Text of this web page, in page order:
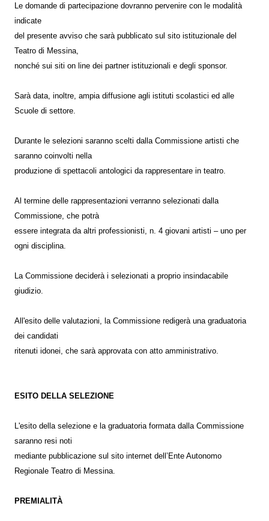
Le domande di partecipazione dovranno pervenire con le modalità
indicate
del presente avviso che sarà pubblicato sul sito istituzionale del
Teatro di Messina,
nonché sui siti on line dei partner istituzionali e degli sponsor.
Sarà data, inoltre, ampia diffusione agli istituti scolastici ed alle
Scuole di settore.
Durante le selezioni saranno scelti dalla Commissione artisti che
saranno coinvolti nella
produzione di spettacoli antologici da rappresentare in teatro.
Al termine delle rappresentazioni verranno selezionati dalla
Commissione, che potrà
essere integrata da altri professionisti, n. 4 giovani artisti – uno per
ogni disciplina.
La Commissione deciderà i selezionati a proprio insindacabile
giudizio.
All'esito delle valutazioni, la Commissione redigerà una graduatoria
dei candidati
ritenuti idonei, che sarà approvata con atto amministrativo.
ESITO DELLA SELEZIONE
L'esito della selezione e la graduatoria formata dalla Commissione
saranno resi noti
mediante pubblicazione sul sito internet dell’Ente Autonomo
Regionale Teatro di Messina.
PREMIALITÀ